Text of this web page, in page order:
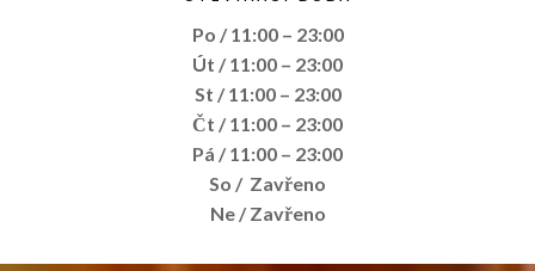
Po / 11:00 – 23:00
Út / 11:00 – 23:00
St / 11:00 – 23:00
Čt / 11:00 – 23:00
Pá / 11:00 – 23:00
So / Zavřeno
Ne / Zavřeno